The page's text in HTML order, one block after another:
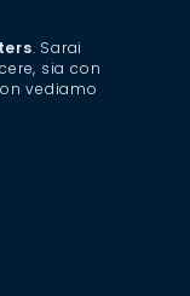
. Sarai
sia con
vediamo